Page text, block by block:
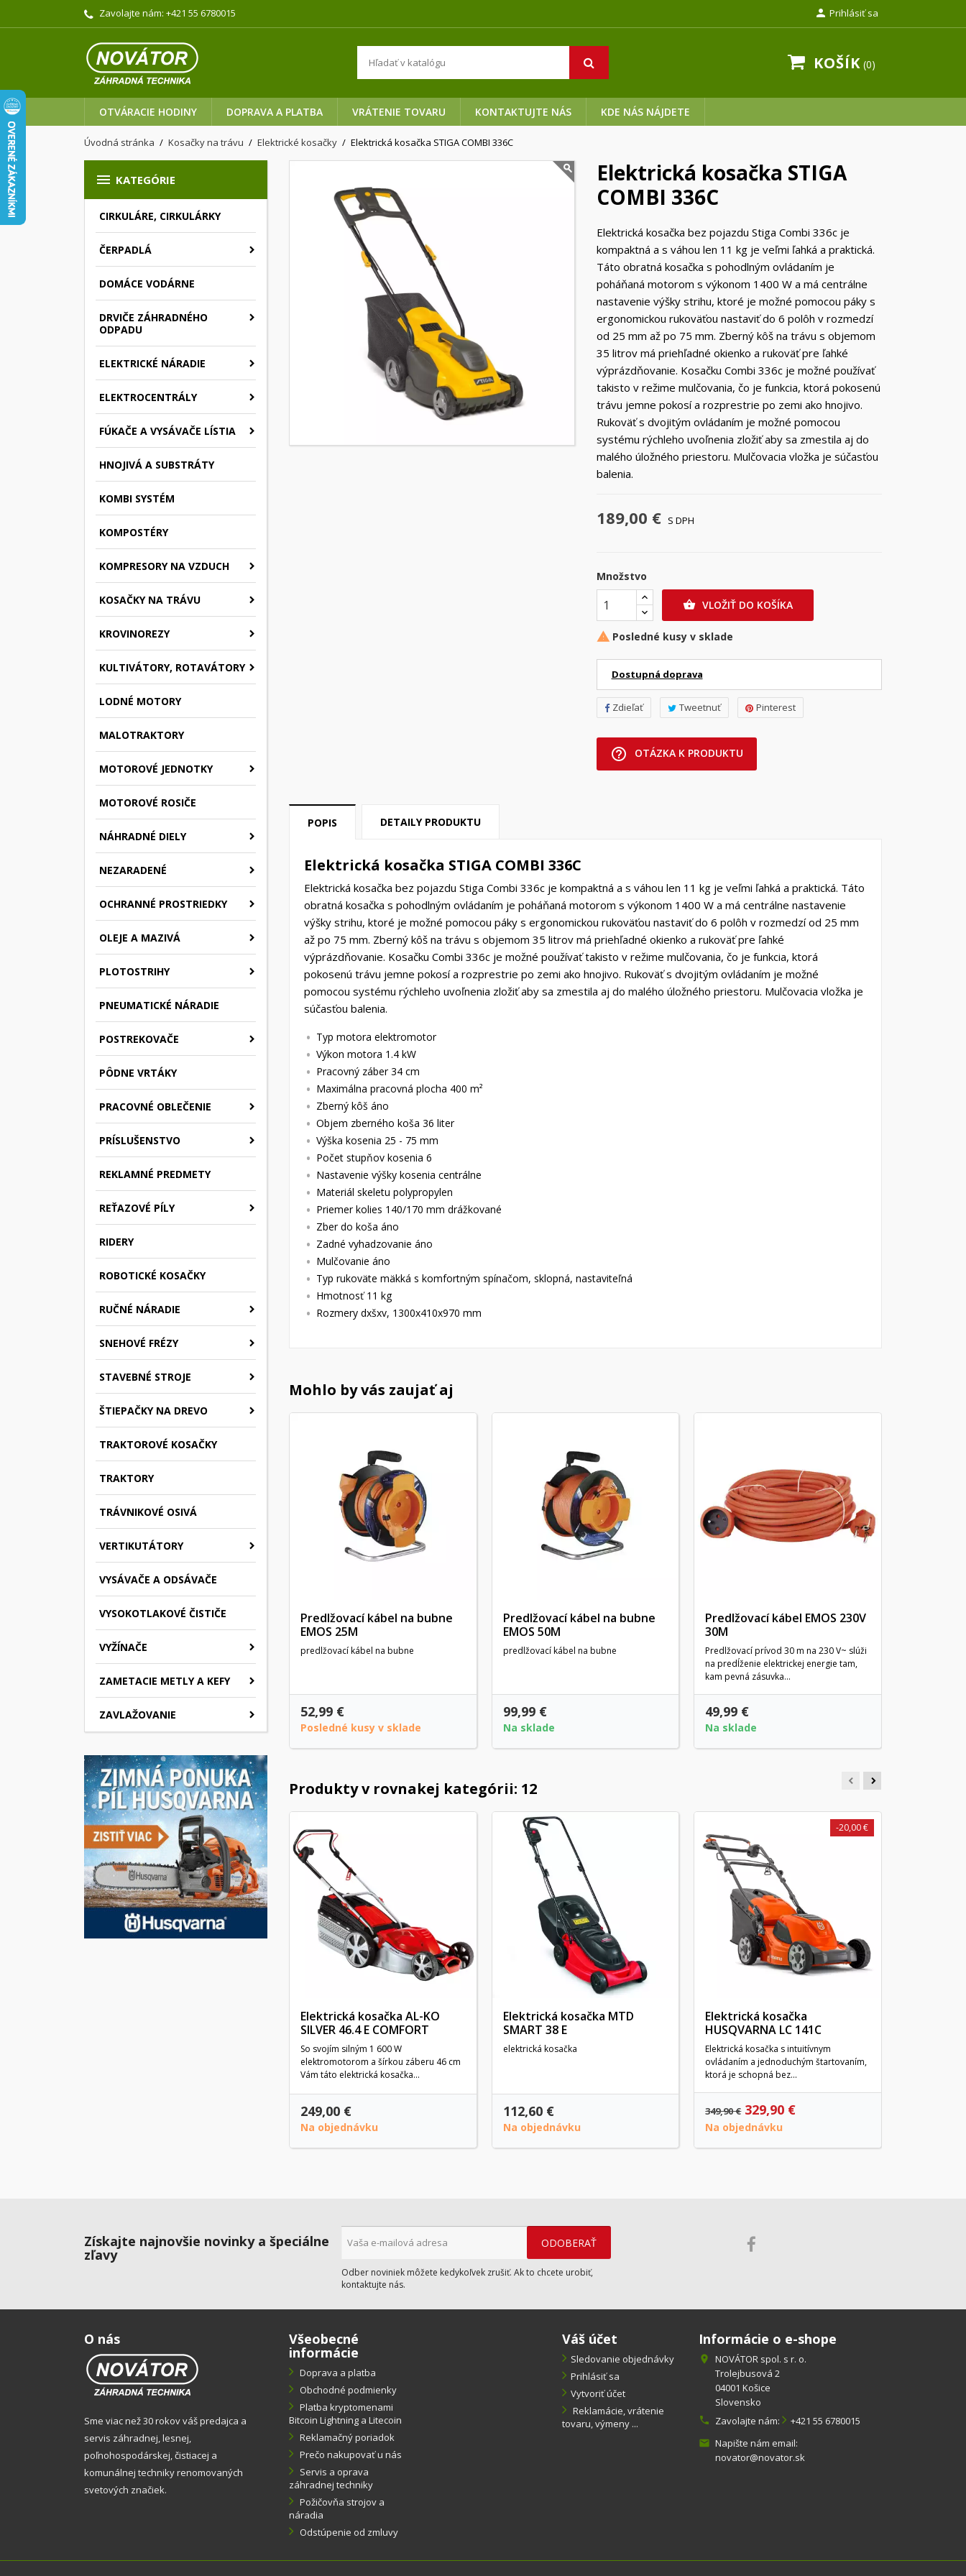
Zavolajte nám: +421 55 6780015  Prihlásiť sa
KOŠÍK 0
OTVÁRACIE HODINY DOPRAVA A PLATBA VRÁTENIE TOVARU KONTAKTUJTE NÁS KDE NÁS NÁJDETE
Úvodná stránka Kosačky na trávu Elektrické kosačky Elektrická kosačka STIGA COMBI 336C
 KATEGÓRIE
CIRKULÁRE, CIRKULÁRKY
ČERPADLÁ
DOMÁCE VODÁRNE
DRVIČE ZÁHRADNÉHO
ODPADU
ELEKTRICKÉ NÁRADIE
ELEKTROCENTRÁLY
FÚKAČE A VYSÁVAČE LÍSTIA
HNOJIVÁ A SUBSTRÁTY
KOMBI SYSTÉM
KOMPOSTÉRY
KOMPRESORY NA VZDUCH
KOSAČKY NA TRÁVU
KROVINOREZY
KULTIVÁTORY, ROTAVÁTORY
LODNÉ MOTORY
MALOTRAKTORY
MOTOROVÉ JEDNOTKY
MOTOROVÉ ROSIČE
NÁHRADNÉ DIELY
NEZARADENÉ
OCHRANNÉ PROSTRIEDKY
OLEJE A MAZIVÁ
PLOTOSTRIHY
PNEUMATICKÉ NÁRADIE
POSTREKOVAČE
PÔDNE VRTÁKY
PRACOVNÉ OBLEČENIE
PRÍSLUŠENSTVO
REKLAMNÉ PREDMETY
REŤAZOVÉ PÍLY
RIDERY
ROBOTICKÉ KOSAČKY
RUČNÉ NÁRADIE
SNEHOVÉ FRÉZY
STAVEBNÉ STROJE
ŠTIEPAČKY NA DREVO
TRAKTOROVÉ KOSAČKY
TRAKTORY
TRÁVNIKOVÉ OSIVÁ
VERTIKUTÁTORY
VYSÁVAČE A ODSÁVAČE
VYSOKOTLAKOVÉ ČISTIČE
VYŽÍNAČE
ZAMETACIE METLY A KEFY
ZAVLAŽOVANIE
Elektrická kosačka STIGA
COMBI 336C
Elektrická kosačka bez pojazdu Stiga Combi 336c je
kompaktná a s váhou len 11 kg je veľmi ľahká a praktická.
Táto obratná kosačka s pohodlným ovládaním je
poháňaná motorom s výkonom 1400 W a má centrálne
nastavenie výšky strihu, ktoré je možné pomocou páky s
ergonomickou rukoväťou nastaviť do 6 polôh v rozmedzí
od 25 mm až po 75 mm. Zberný kôš na trávu s objemom
35 litrov má priehľadné okienko a rukoväť pre ľahké
výprázdňovanie. Kosačku Combi 336c je možné používať
takisto v režime mulčovania, čo je funkcia, ktorá pokosenú
trávu jemne pokosí a rozprestrie po zemi ako hnojivo.
Rukoväť s dvojitým ovládaním je možné pomocou
systému rýchleho uvoľnenia zložiť aby sa zmestila aj do
malého úložného priestoru. Mulčovacia vložka je súčasťou
balenia.
189,00 € S DPH
Množstvo
 VLOŽIŤ DO KOŠÍKA
 Posledné kusy v sklade
Dostupná doprava
Zdieľať Tweetnuť Pinterest
help_outline OTÁZKA K PRODUKTU
POPIS DETAILY PRODUKTU
Elektrická kosačka STIGA COMBI 336C
Elektrická kosačka bez pojazdu Stiga Combi 336c je kompaktná a s váhou len 11 kg je veľmi ľahká a praktická. Táto
obratná kosačka s pohodlným ovládaním je poháňaná motorom s výkonom 1400 W a má centrálne nastavenie
výšky strihu, ktoré je možné pomocou páky s ergonomickou rukoväťou nastaviť do 6 polôh v rozmedzí od 25 mm
až po 75 mm. Zberný kôš na trávu s objemom 35 litrov má priehľadné okienko a rukoväť pre ľahké
výprázdňovanie. Kosačku Combi 336c je možné používať takisto v režime mulčovania, čo je funkcia, ktorá
pokosenú trávu jemne pokosí a rozprestrie po zemi ako hnojivo. Rukoväť s dvojitým ovládaním je možné
pomocou systému rýchleho uvoľnenia zložiť aby sa zmestila aj do malého úložného priestoru. Mulčovacia vložka je
súčasťou balenia.
Typ motora elektromotor
Výkon motora 1.4 kW
Pracovný záber 34 cm
Maximálna pracovná plocha 400 m²
Zberný kôš áno
Objem zberného koša 36 liter
Výška kosenia 25 - 75 mm
Počet stupňov kosenia 6
Nastavenie výšky kosenia centrálne
Materiál skeletu polypropylen
Priemer kolies 140/170 mm drážkované
Zber do koša áno
Zadné vyhadzovanie áno
Mulčovanie áno
Typ rukoväte mäkká s komfortným spínačom, sklopná, nastaviteľná
Hmotnosť 11 kg
Rozmery dxšxv, 1300x410x970 mm
Mohlo by vás zaujať aj
Predlžovací kábel na bubne
EMOS 25M
predlžovací kábel na bubne
52,99 €
Posledné kusy v sklade
Predlžovací kábel na bubne
EMOS 50M
predlžovací kábel na bubne
99,99 €
Na sklade
Predlžovací kábel EMOS 230V
30M
Predlžovací prívod 30 m na 230 V~ slúži
na predĺženie elektrickej energie tam,
kam pevná zásuvka...
49,99 €
Na sklade
Produkty v rovnakej kategórii: 12
Elektrická kosačka AL-KO
SILVER 46.4 E COMFORT
So svojím silným 1 600 W
elektromotorom a šírkou záberu 46 cm
Vám táto elektrická kosačka...
249,00 €
Na objednávku
Elektrická kosačka MTD
SMART 38 E
elektrická kosačka
112,60 €
Na objednávku
Elektrická kosačka
HUSQVARNA LC 141C
Elektrická kosačka s intuitívnym
ovládaním a jednoduchým štartovaním,
ktorá je schopná bez...
349,90 €
-20,00 €
329,90 €
Na objednávku
Získajte najnovšie novinky a špeciálne
zľavy
Odber noviniek môžete kedykoľvek zrušiť. Ak to chcete urobiť,
kontaktujte nás.
O nás
Sme viac než 30 rokov váš predajca a
servis záhradnej, lesnej,
poľnohospodárskej, čistiacej a
komunálnej techniky renomovaných
svetových značiek.
Všeobecné
informácie
Doprava a platba
Obchodné podmienky
Platba kryptomenami
Bitcoin Lightning a Litecoin
Reklamačný poriadok
Prečo nakupovať u nás
Servis a oprava
záhradnej techniky
Požičovňa strojov a
náradia
Odstúpenie od zmluvy
Váš účet
Sledovanie objednávky
Prihlásiť sa
Vytvoriť účet
Reklamácie, vrátenie
tovaru, výmeny ...
Informácie o e-shope

NOVÁTOR spol. s r. o.
Trolejbusová 2
04001 Košice
Slovensko
 Zavolajte nám: +421 55 6780015
 Napište nám email:
novator@novator.sk